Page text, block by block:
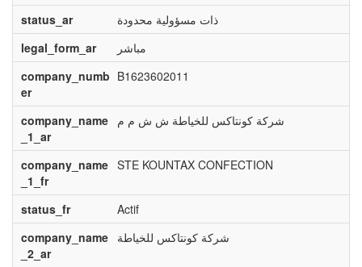
status_ar
ذات مسؤولية محدودة
legal_form_ar
مباشر
company_numb
er
B1623602011
company_name
_1_ar
شركة كونتاكس للخياطة ش ش م م
company_name
_1_fr
STE KOUNTAX CONFECTION
status_fr
Actif
company_name
_2_ar
شركة كونتاكس للخياطة